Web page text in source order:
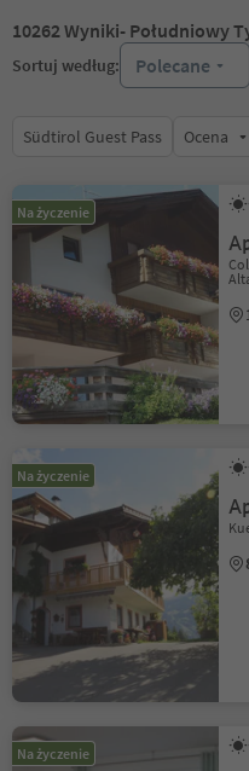
10262Wyniki- Południowy
Sortuj według: Polecane
Südtirol Guest Pass Ocena
Na życzenie
Na życzenie
Na życzenie